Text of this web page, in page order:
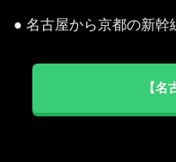
● 名古屋から京都の新幹
【